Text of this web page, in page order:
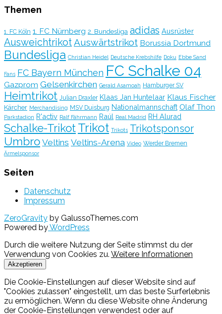
Themen
1. FC Köln 1. FC Nürnberg 2. Bundesliga adidas Ausrüster
AusweichtrikotAuswärtstrikot Borussia Dortmund
Bundesliga Christian Heidel Deutsche Krebshilfe Doku Ebbe Sand
Fans FC Bayern München FC Schalke 04
Gazprom Gelsenkirchen Gerald Asamoah Hamburger SV
Heimtrikot Julian Draxler Klaas Jan Huntelaar Klaus Fischer
Kärcher Merchandising MSV Duisburg Nationalmannschaft Olaf Thon
Parkstadion R'activ Ralf Fährmann Raúl Real Madrid RH Alurad
Schalke-TrikotTrikot Trikots Trikotsponsor
Umbro Veltins Veltins-Arena Video Werder Bremen
Ärmelsponsor
Seiten
Datenschutz
Impressum
ZeroGravity by GalussoThemes.com
Powered byWordPress
Durch die weitere Nutzung der Seite stimmst du der
Verwendung von Cookies zu. Weitere Informationen
Akzeptieren
Die Cookie-Einstellungen auf dieser Website sind auf
"Cookies zulassen" eingestellt, um das beste Surferlebnis
zu ermöglichen. Wenn du diese Website ohne Änderung
der Cookie-Einstellungen verwendest oder auf